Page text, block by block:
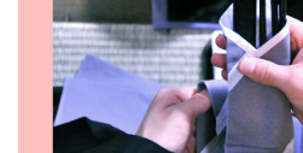
Zen